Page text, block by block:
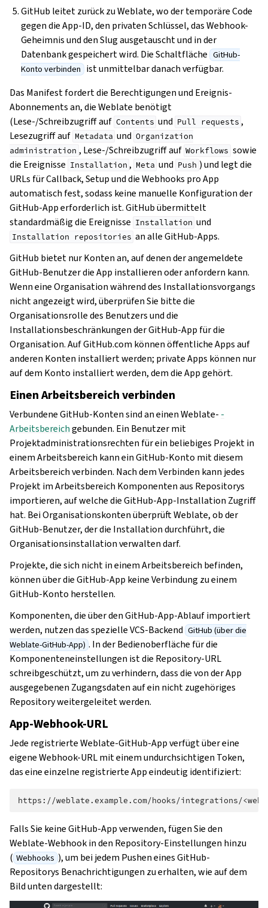
GitHub leitet zurück zu Weblate, wo der temporäre Code
gegen die App-ID, den privaten Schlüssel, das Webhook-
Geheimnis und den Slug ausgetauscht und in der
Datenbank gespeichert wird. Die Schaltfläche GitHub-
Konto verbinden ist unmittelbar danach verfügbar.
Das Manifest fordert die Berechtigungen und Ereignis-
Abonnements an, die Weblate benötigt
(Lese-/Schreibzugriff auf Contents und Pull requests ,
Lesezugriff auf Metadata und Organization
administration , Lese-/Schreibzugriff auf Workflows sowie
die Ereignisse Installation , Meta und Push ) und legt die
URLs für Callback, Setup und die Webhooks pro App
automatisch fest, sodass keine manuelle Konfiguration der
GitHub-App erforderlich ist. GitHub übermittelt
standardmäßig die Ereignisse Installation und
Installation repositories an alle GitHub-Apps.
GitHub bietet nur Konten an, auf denen der angemeldete
GitHub-Benutzer die App installieren oder anfordern kann.
Wenn eine Organisation während des Installationsvorgangs
nicht angezeigt wird, überprüfen Sie bitte die
Organisationsrolle des Benutzers und die
Installationsbeschränkungen der GitHub-App für die
Organisation. Auf GitHub.com können öffentliche Apps auf
anderen Konten installiert werden; private Apps können nur
auf dem Konto installiert werden, dem die App gehört.
Einen Arbeitsbereich verbinden
Verbundene GitHub-Konten sind an einen Weblate- -
Arbeitsbereichgebunden. Ein Benutzer mit
Projektadministrationsrechten für ein beliebiges Projekt in
einem Arbeitsbereich kann ein GitHub-Konto mit diesem
Arbeitsbereich verbinden. Nach dem Verbinden kann jedes
Projekt im Arbeitsbereich Komponenten aus Repositorys
importieren, auf welche die GitHub-App-Installation Zugriff
hat. Bei Organisationskonten überprüft Weblate, ob der
GitHub-Benutzer, der die Installation durchführt, die
Organisationsinstallation verwalten darf.
Projekte, die sich nicht in einem Arbeitsbereich befinden,
können über die GitHub-App keine Verbindung zu einem
GitHub-Konto herstellen.
Komponenten, die über den GitHub-App-Ablauf importiert
werden, nutzen das spezielle VCS-Backend GitHub (über die
Weblate-GitHub-App) . In der Bedienoberfläche für die
Komponenteneinstellungen ist die Repository-URL
schreibgeschützt, um zu verhindern, dass die von der App
ausgegebenen Zugangsdaten auf ein nicht zugehöriges
Repository weitergeleitet werden.
App-Webhook-URL
Jede registrierte Weblate-GitHub-App verfügt über eine
eigene Webhook-URL mit einem undurchsichtigen Token,
das eine einzelne registrierte App eindeutig identifiziert:
Falls Sie keine GitHub-App verwenden, fügen Sie den
Weblate-Webhook in den Repository-Einstellungen hinzu
( Webhooks ), um bei jedem Pushen eines GitHub-
Repositorys Benachrichtigungen zu erhalten, wie auf dem
Bild unten dargestellt: